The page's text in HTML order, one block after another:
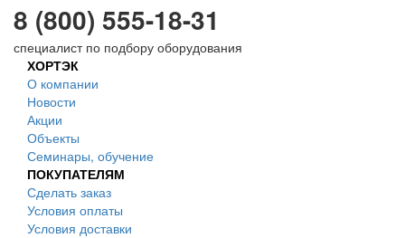
8 (800) 555-18-31
специалист по подбору оборудования
ХОРТЭК
О компании
Новости
Акции
Объекты
Семинары, обучение
ПОКУПАТЕЛЯМ
Сделать заказ
Условия оплаты
Условия доставки